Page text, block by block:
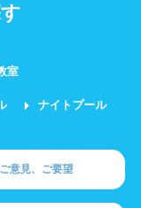
室
ナイトプール
ご意見、ご要望